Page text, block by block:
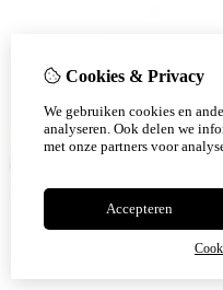
Cookies & Privacy
We gebruiken cookies en
analyseren. Ook delen we
met onze partners voor
Accepteren